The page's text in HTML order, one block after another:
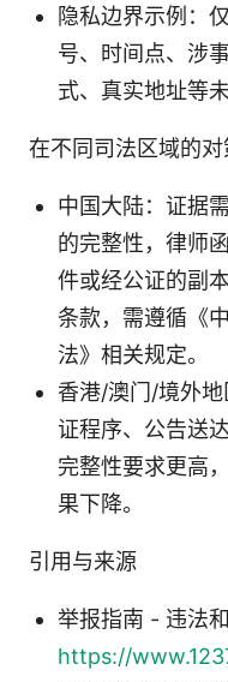
隐私边界示例：
号、时间点、涉
式、真实地址等
在不同司法区域的对
中国大陆：证据
的完整性，律师
件或经公证的副
条款，需遵循《
法》相关规定。
香港/澳门/境外
证程序、公告送
完整性要求更高
果下降。
引用与来源
举报指南 - 违法
https://